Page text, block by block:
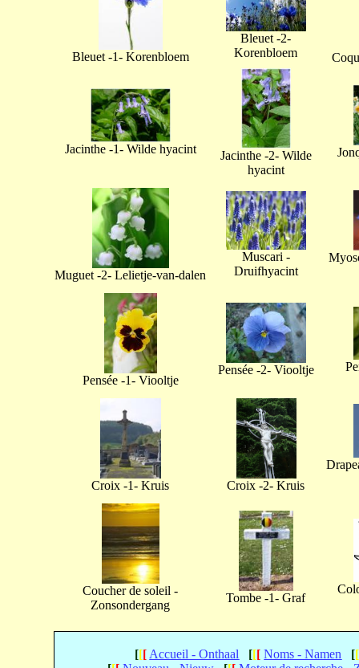
Bleuet -1- Korenbloem
Bleuet -2-
Korenbloem
Jacinthe -1- Wilde hyacint
Jacinthe -2- Wilde
hyacint
Muguet -2- Lelietje-van-dalen
Muscari -
Druifhyacint
Pensée -1- Viooltje
Pensée -2- Viooltje
Croix -1- Kruis Croix -2- Kruis
Coucher de soleil -
Zonsondergang
Tombe -1- Graf
[[[ Accueil - Onthaal [[[ Noms - Namen [[